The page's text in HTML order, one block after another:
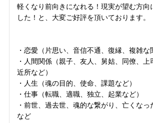
軽くなり前向きになれる！現実が望む方向
した！と、大変ご好評を頂いております。
・恋愛（片思い、音信不通、復縁、複雑な
・人間関係（親子、友人、舅姑、同僚、上
近所など）
・人生（魂の目的、使命、課題など）
・仕事（転職、適職、独立、起業など）
・前世、過去世、魂的な繋がり、亡くな
など